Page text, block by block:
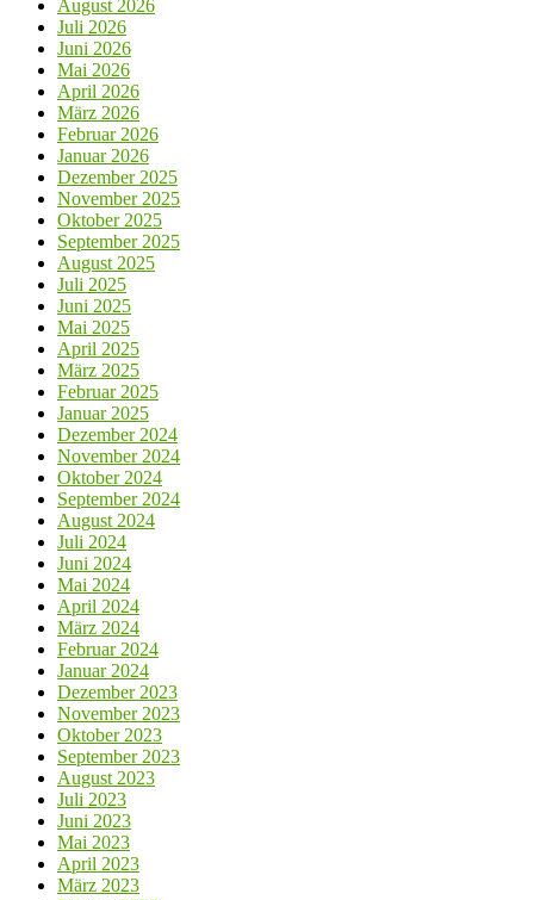
August 2026
Juli 2026
Juni 2026
Mai 2026
April 2026
März 2026
Februar 2026
Januar 2026
Dezember 2025
November 2025
Oktober 2025
September 2025
August 2025
Juli 2025
Juni 2025
Mai 2025
April 2025
März 2025
Februar 2025
Januar 2025
Dezember 2024
November 2024
Oktober 2024
September 2024
August 2024
Juli 2024
Juni 2024
Mai 2024
April 2024
März 2024
Februar 2024
Januar 2024
Dezember 2023
November 2023
Oktober 2023
September 2023
August 2023
Juli 2023
Juni 2023
Mai 2023
April 2023
März 2023